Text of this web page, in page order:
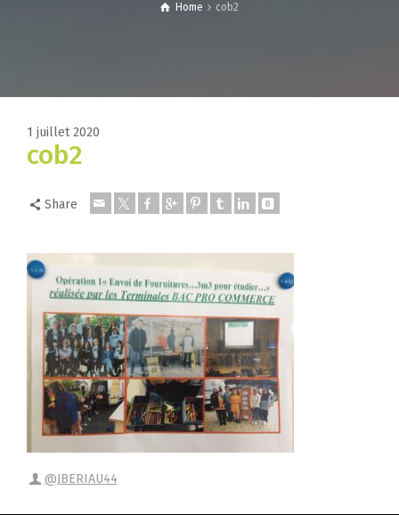
Home cob2
1 juillet 2020
cob2
Share
@JBERIAU44